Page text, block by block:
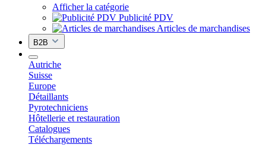
Afficher la catégorie
Publicité PDV
Articles de marchandises
B2B
Autriche
Suisse
Europe
Détaillants
Pyrotechniciens
Hôtellerie et restauration
Catalogues
Téléchargements